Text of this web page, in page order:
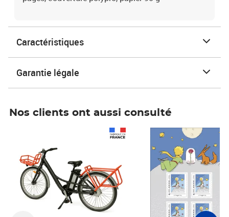
Caractéristiques
Garantie légale
Nos clients ont aussi consulté
Prix 7,50€